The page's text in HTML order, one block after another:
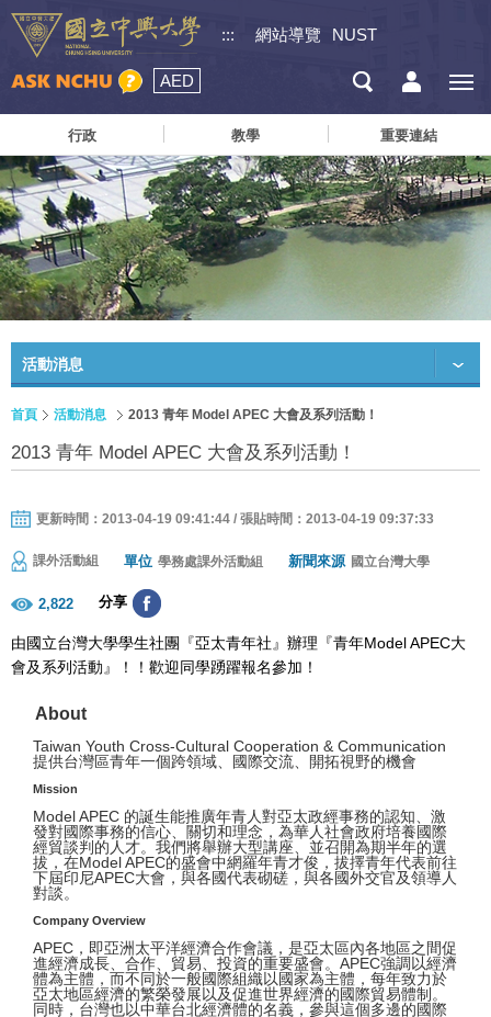
::: 網站導覽 NUST
AED
行政 教學 重要連結
活動消息
首頁 活動消息 2013 青年 Model APEC 大會及系列活動！
2013 青年 Model APEC 大會及系列活動！
更新時間：2013-04-19 09:41:44 / 張貼時間：2013-04-19 09:37:33
課外活動組 單位 學務處課外活動組 新聞來源 國立台灣大學
2,822 分享
由國立台灣大學學生社團『亞太青年社』辦理『青年Model APEC大
會及系列活動』！！歡迎同學踴躍報名參加！
About
Taiwan Youth Cross-Cultural Cooperation & Communication
提供台灣區青年一個跨領域、國際交流、開拓視野的機會
Mission
Model APEC 的誕生能推廣年青人對亞太政經事務的認知、激
發對國際事務的信心、關切和理念，為華人社會政府培養國際
經貿談判的人才。我們將舉辦大型講座、並召開為期半年的選
拔，在Model APEC的盛會中網羅年青才俊，拔擇青年代表前往
下屆印尼APEC大會，與各國代表砌磋，與各國外交官及領導人
對談。
Company Overview
APEC，即亞洲太平洋經濟合作會議，是亞太區內各地區之間促
進經濟成長、合作、貿易、投資的重要盛會。APEC強調以經濟
體為主體，而不同於一般國際組織以國家為主體，每年致力於
亞太地區經濟的繁榮發展以及促進世界經濟的國際貿易體制。
同時，台灣也以中華台北經濟體的名義，參與這個多邊的國際